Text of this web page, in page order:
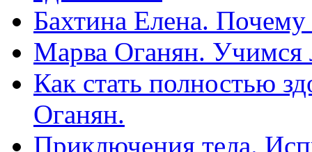
Бахтина Елена.
Марва Оганян. Учимся
Как стать полностью
Оганян.
Приключения тела.